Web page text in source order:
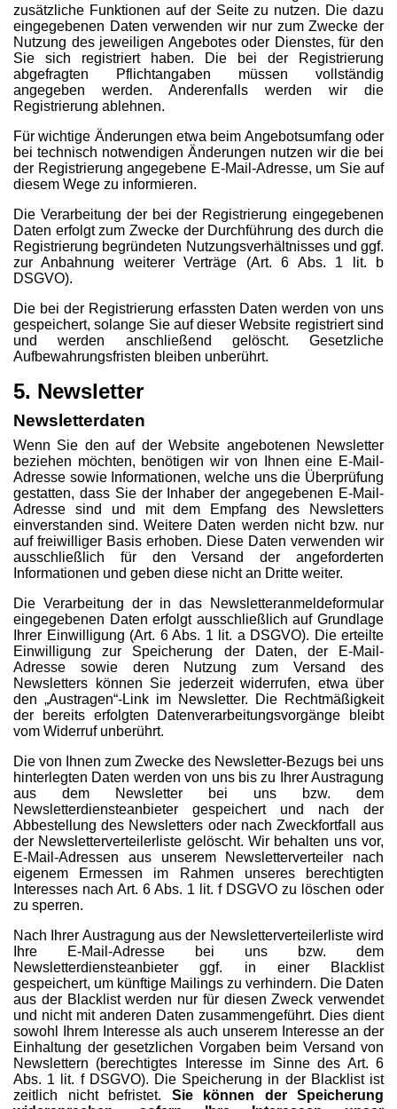
zusätzliche Funktionen auf der Seite zu nutzen. Die dazu
eingegebenen Daten verwenden wir nur zum Zwecke der
Nutzung des jeweiligen Angebotes oder Dienstes, für den
Sie sich registriert haben. Die bei der Registrierung
abgefragten Pflichtangaben müssen vollständig
angegeben werden. Anderenfalls werden wir die
Registrierung ablehnen.
Für wichtige Änderungen etwa beim Angebotsumfang oder
bei technisch notwendigen Änderungen nutzen wir die bei
der Registrierung angegebene E-Mail-Adresse, um Sie auf
diesem Wege zu informieren.
Die Verarbeitung der bei der Registrierung eingegebenen
Daten erfolgt zum Zwecke der Durchführung des durch die
Registrierung begründeten Nutzungsverhältnisses und ggf.
zur Anbahnung weiterer Verträge (Art. 6 Abs. 1 lit. b
DSGVO).
Die bei der Registrierung erfassten Daten werden von uns
gespeichert, solange Sie auf dieser Website registriert sind
und werden anschließend gelöscht. Gesetzliche
Aufbewahrungsfristen bleiben unberührt.
5. Newsletter
Newsletter­daten
Wenn Sie den auf der Website angebotenen Newsletter
beziehen möchten, benötigen wir von Ihnen eine E-Mail-
Adresse sowie Informationen, welche uns die Überprüfung
gestatten, dass Sie der Inhaber der angegebenen E-Mail-
Adresse sind und mit dem Empfang des Newsletters
einverstanden sind. Weitere Daten werden nicht bzw. nur
auf freiwilliger Basis erhoben. Diese Daten verwenden wir
ausschließlich für den Versand der angeforderten
Informationen und geben diese nicht an Dritte weiter.
Die Verarbeitung der in das Newsletteranmeldeformular
eingegebenen Daten erfolgt ausschließlich auf Grundlage
Ihrer Einwilligung (Art. 6 Abs. 1 lit. a DSGVO). Die erteilte
Einwilligung zur Speicherung der Daten, der E-Mail-
Adresse sowie deren Nutzung zum Versand des
Newsletters können Sie jederzeit widerrufen, etwa über
den „Austragen“-Link im Newsletter. Die Rechtmäßigkeit
der bereits erfolgten Datenverarbeitungsvorgänge bleibt
vom Widerruf unberührt.
Die von Ihnen zum Zwecke des Newsletter-Bezugs bei uns
hinterlegten Daten werden von uns bis zu Ihrer Austragung
aus dem Newsletter bei uns bzw. dem
Newsletterdiensteanbieter gespeichert und nach der
Abbestellung des Newsletters oder nach Zweckfortfall aus
der Newsletterverteilerliste gelöscht. Wir behalten uns vor,
E-Mail-Adressen aus unserem Newsletterverteiler nach
eigenem Ermessen im Rahmen unseres berechtigten
Interesses nach Art. 6 Abs. 1 lit. f DSGVO zu löschen oder
zu sperren.
Nach Ihrer Austragung aus der Newsletterverteilerliste wird
Ihre E-Mail-Adresse bei uns bzw. dem
Newsletterdiensteanbieter ggf. in einer Blacklist
gespeichert, um künftige Mailings zu verhindern. Die Daten
aus der Blacklist werden nur für diesen Zweck verwendet
und nicht mit anderen Daten zusammengeführt. Dies dient
sowohl Ihrem Interesse als auch unserem Interesse an der
Einhaltung der gesetzlichen Vorgaben beim Versand von
Newslettern (berechtigtes Interesse im Sinne des Art. 6
Abs. 1 lit. f DSGVO). Die Speicherung in der Blacklist ist
zeitlich nicht befristet. Sie können der Speicherung